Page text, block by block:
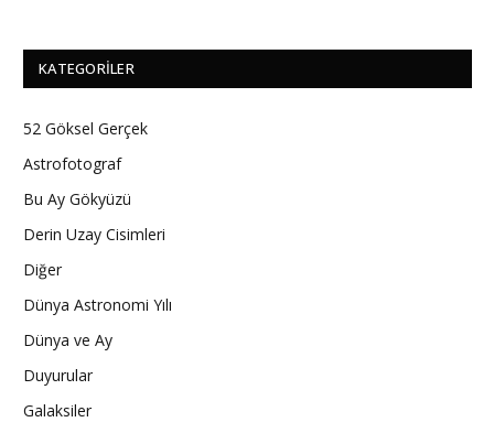
KATEGORILER
52 Göksel Gerçek
Astrofotograf
Bu Ay Gökyüzü
Derin Uzay Cisimleri
Diğer
Dünya Astronomi Yılı
Dünya ve Ay
Duyurular
Galaksiler